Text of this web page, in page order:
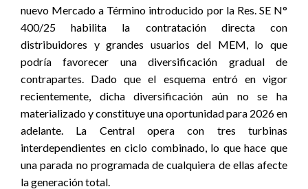
nuevo Mercado a Término introducido por la Res. SE N°
400/25 habilita la contratación directa con
distribuidores y grandes usuarios del MEM, lo que
podría favorecer una diversificación gradual de
contrapartes. Dado que el esquema entró en vigor
recientemente, dicha diversificación aún no se ha
materializado y constituye una oportunidad para 2026 en
adelante. La Central opera con tres turbinas
interdependientes en ciclo combinado, lo que hace que
una parada no programada de cualquiera de ellas afecte
la generación total.